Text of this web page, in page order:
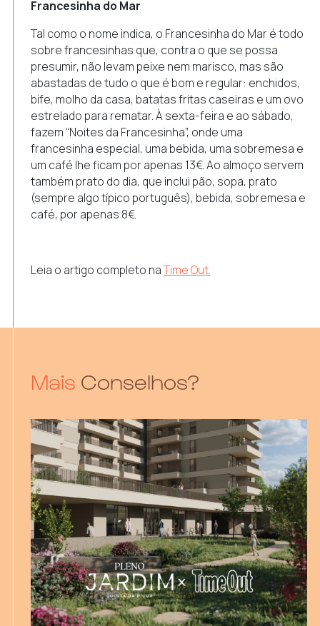
Francesinha do Mar
Tal como o nome indica, o Francesinha do Mar é todo
sobre francesinhas que, contra o que se possa
presumir, não levam peixe nem marisco, mas são
abastadas de tudo o que é bom e regular: enchidos,
bife, molho da casa, batatas fritas caseiras e um ovo
estrelado para rematar. À sexta-feira e ao sábado,
fazem “Noites da Francesinha”, onde uma
francesinha especial, uma bebida, uma sobremesa e
um café lhe ficam por apenas 13€. Ao almoço servem
também prato do dia, que inclui pão, sopa, prato
(sempre algo típico português), bebida, sobremesa e
café, por apenas 8€.
Leia o artigo completo naTime Out.
Mais Conselhos?